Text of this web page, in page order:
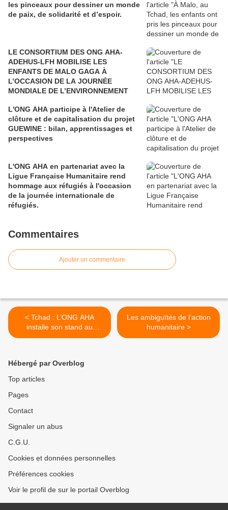
les pinceaux pour dessiner un monde
de paix, de solidarité et d’espoir.
LE CONSORTIUM DES ONG AHA-
ADEHUS-LFH MOBILISE LES
ENFANTS DE MALO GAGA À
L’OCCASION DE LA JOURNÉE
MONDIALE DE L’ENVIRONNEMENT
L'ONG AHA participe à l'Atelier de
clôture et de capitalisation du projet
GUEWINE : bilan, apprentissages et
perspectives
L'ONG AHA en partenariat avec la
Ligue Française Humanitaire rend
hommage aux réfugiés à l'occasion
de la journée internationale de
réfugiés.
Commentaires
Ajouter un commentaire
< Tchad : L’ONG AHA
installe son stand au
Festival Dary
Les ambiguïtés de l’action
humanitaire >
Hébergé par Overblog
Top articles
Pages
Contact
Signaler un abus
C.G.U.
Cookies et données personnelles
Préférences cookies
Voir le profil de sur le portail Overblog